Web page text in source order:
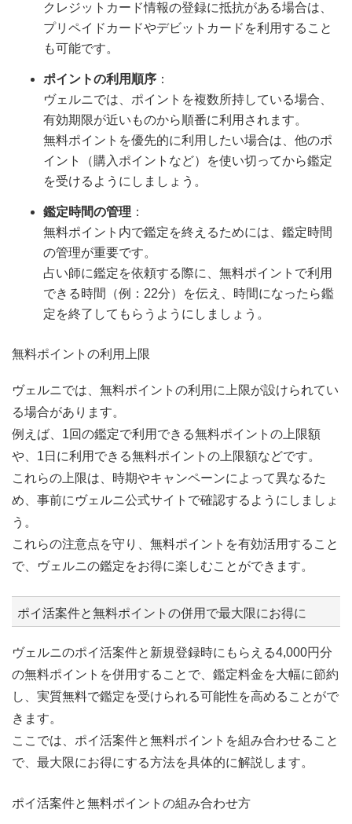
クレジットカード情報の登録に抵抗がある場合は、
プリペイドカードやデビットカードを利用すること
も可能です。
ポイントの利用順序 ：
ヴェルニでは、ポイントを複数所持している場合、
有効期限が近いものから順番に利用されます。
無料ポイントを優先的に利用したい場合は、他のポ
イント（購入ポイントなど）を使い切ってから鑑定
を受けるようにしましょう。
鑑定時間の管理 ：
無料ポイント内で鑑定を終えるためには、鑑定時間
の管理が重要です。
占い師に鑑定を依頼する際に、無料ポイントで利用
できる時間（例：22分）を伝え、時間になったら鑑
定を終了してもらうようにしましょう。
無料ポイントの利用上限
ヴェルニでは、無料ポイントの利用に上限が設けられてい
る場合があります。
例えば、1回の鑑定で利用できる無料ポイントの上限額
や、1日に利用できる無料ポイントの上限額などです。
これらの上限は、時期やキャンペーンによって異なるた
め、事前にヴェルニ公式サイトで確認するようにしましょ
う。
これらの注意点を守り、無料ポイントを有効活用すること
で、ヴェルニの鑑定をお得に楽しむことができます。
ポイ活案件と無料ポイントの併用で最大限にお得に
ヴェルニのポイ活案件と新規登録時にもらえる4,000円分
の無料ポイントを併用することで、鑑定料金を大幅に節約
し、実質無料で鑑定を受けられる可能性を高めることがで
きます。
ここでは、ポイ活案件と無料ポイントを組み合わせること
で、最大限にお得にする方法を具体的に解説します。
ポイ活案件と無料ポイントの組み合わせ方